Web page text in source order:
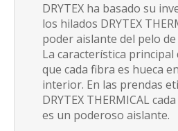
DRYTEX ha basado su
los hilados DRYTEX
poder aislante del pelo
La característica principal
que cada fibra es hueca
interior. En las prendas
DRYTEX THERMICAL
es un poderoso aislante.